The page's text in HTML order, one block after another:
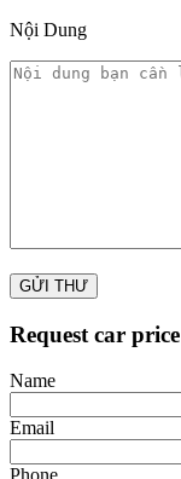
Nội Dung
Request car price
Name
Email